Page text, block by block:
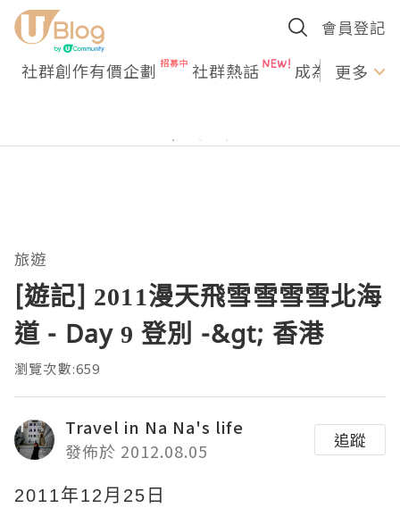
會員登記
社群創作有價企劃 社群熱話 成為U更多
旅遊
[遊記] 2011漫天飛雪雪雪雪北海
道 - Day 9 登別 -&gt; 香港
瀏覽次數:659
Travel in Na Na's life
發佈於 2012.08.05
追蹤
2011年12月25日